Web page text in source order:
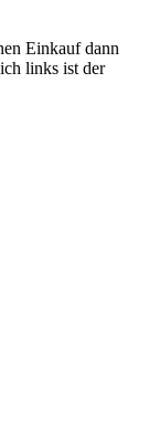
Einkauf dann
links ist der